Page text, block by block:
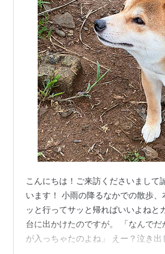
こんにちは！ご来訪くださいまして
います！ 小雨の降るなかでの散歩
ッと行ってサッと帰ればいいよねと
台に出かけたのですが。 「なんで
が入っちゃたのよね」 えー？泣き出